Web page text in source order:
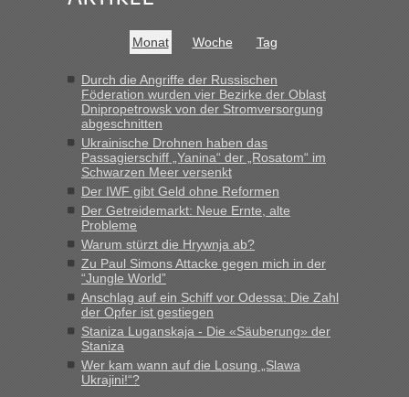
Anfang des Jahres haben die Zollbeamten
Verstöße im Wert von fast 11 Milliarden
„Am besten wäre natürlich, wenn die Frau mit dabei ist.
Alleinreisende Männer stehen schließlich immer unter
Recht, Visa und Dokumente • Re: Seit
Anfang des Jahres haben die Zollbeamten
Verstöße im Wert von fast 11 Milliarden
aufgedeckt
„Kein Zoll. Du musst an sich nur sagen dass das privat ist
und du nicht damit handeln willst. So lange das nicht
Originalverpackt ist und ersichlich das nicht neu sollte es
keine Probleme geben“
Recht, Visa und Dokumente • Deklaration
gebrauchter Kleidung beim Zoll
„Hallo Leute, ich weiß nicht, ob ich hier richtig bin mit meiner
Monat Woche Tag
Durch die Angriffe der Russischen
Föderation wurden vier Bezirke der Oblast
Dnipropetrowsk von der Stromversorgung
abgeschnitten
Ukrainische Drohnen haben das
Passagierschiff „Yanina“ der „Rosatom“ im
Schwarzen Meer versenkt
Der IWF gibt Geld ohne Reformen
Der Getreidemarkt: Neue Ernte, alte
Probleme
Warum stürzt die Hrywnja ab?
Zu Paul Simons Attacke gegen mich in der
“Jungle World”
Anschlag auf ein Schiff vor Odessa: Die Zahl
der Opfer ist gestiegen
Staniza Luganskaja - Die «Säuberung» der
Staniza
Wer kam wann auf die Losung „Slawa
Ukrajini!“?